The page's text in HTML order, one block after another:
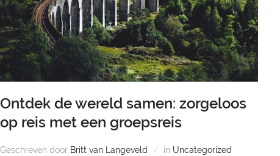
Ontdek de wereld samen: zorgeloos
op reis met een groepsreis
Geschreven door Britt van Langeveld in Uncategorized